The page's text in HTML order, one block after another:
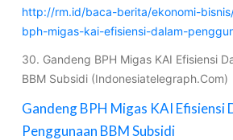
http://rm.id/baca-berita/ekonomi-
bph-migas-kai-efisiensi-dalam-
30. Gandeng BPH Migas KAI Efisiensi
BBM Subsidi (Indonesiatelegraph.Com)
Gandeng BPH Migas KAI Efisiensi
Penggunaan BBM Subsidi